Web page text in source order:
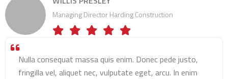
Managing Director Harding Construction
Nulla consequat massa quis enim. Donec pede justo,
fringilla vel, aliquet nec, vulputate eget, arcu. In enim